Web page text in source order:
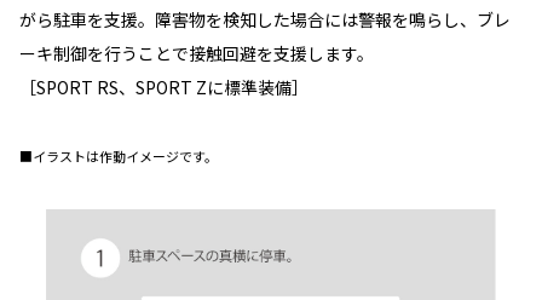
がら駐車を支援。障害物を検知した場合には警報を鳴らし、ブレ
ーキ制御を行うことで接触回避を支援します。
［SPORT RS、SPORT Zに標準装備］
■イラストは作動イメージです。